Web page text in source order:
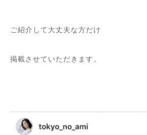
ご紹介して大丈夫な方だけ
掲載させていただきます。